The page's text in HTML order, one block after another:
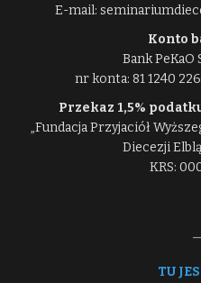
E-mail:
Konto
Bank PeKaO
nr konta: 81 1240
Przekaz 1,5%
„Fundacja Przyjaciół
Diecezji
KRS:
TU